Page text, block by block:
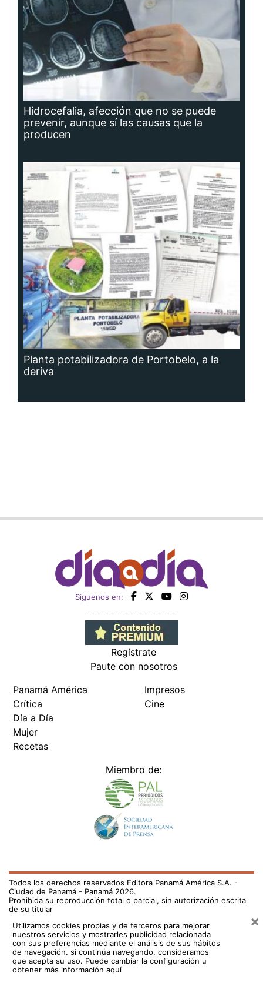
Hidrocefalia, afección que no se puede
prevenir, aunque sí las causas que la
producen
Planta potabilizadora de Portobelo, a la
deriva
Siguenos en:
Regístrate
Paute con nosotros
Panamá América
Crítica
Día a Día
Mujer
Recetas
Impresos
Cine
Miembro de:
Todos los derechos reservados Editora Panamá América S.A. -
Ciudad de Panamá - Panamá 2026.
Prohibida su reproducción total o parcial, sin autorización escrita
de su titular
Utilizamos cookies propias y de terceros para mejorar
nuestros servicios y mostrarles publicidad relacionada
con sus preferencias mediante el análisis de sus hábitos
de navegación. si continúa navegando, consideramos
que acepta su uso. Puede cambiar la configuración u
obtener más información aquí
×